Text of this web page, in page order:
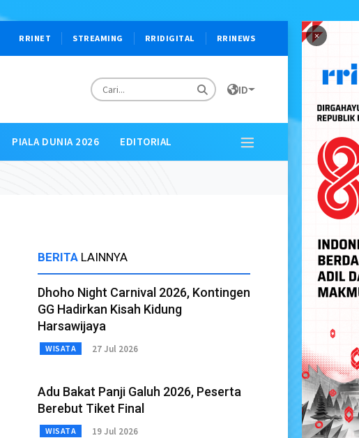
×
RRINET STREAMING RRIDIGITAL RRINEWS
ID
PIALA DUNIA 2026 EDITORIAL
BERITA LAINNYA
Dhoho Night Carnival 2026, Kontingen
GG Hadirkan Kisah Kidung
Harsawijaya
WISATA 27 Jul 2026
Adu Bakat Panji Galuh 2026, Peserta
Berebut Tiket Final
WISATA 19 Jul 2026